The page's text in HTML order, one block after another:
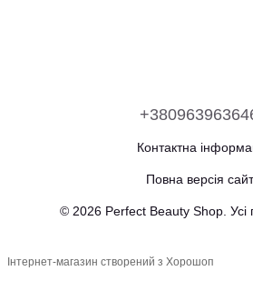
Контактна
Повна версія
© 2026 Perfect Beauty Shop. Усі
Інтернет-магазин створений з Хорошоп